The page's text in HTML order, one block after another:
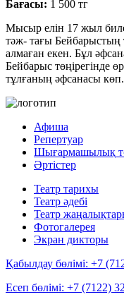
Бағасы: 1 500 тг
Мысыр елін 17 жыл
тәж- тағы Бейбарыстың
алмаған екен. Бұл
Бейбарыс төңірегінде
тұлғаның әфсанасы
Афиша
Репертуар
Шығармашылық
Әртістер
Театр тарихы
Театр әдебі
Театр
Фотогалерея
Экран дикторы
Қабылдау бөлімі: +7
Есеп бөлімі: +7 (7122)